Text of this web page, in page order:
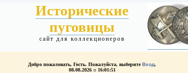
Исторические
пуговицы
сайт для коллекционеров
Добро пожаловать, Гость. Пожалуйста, выберитеВход.
08.08.2026 :: 16:01:51